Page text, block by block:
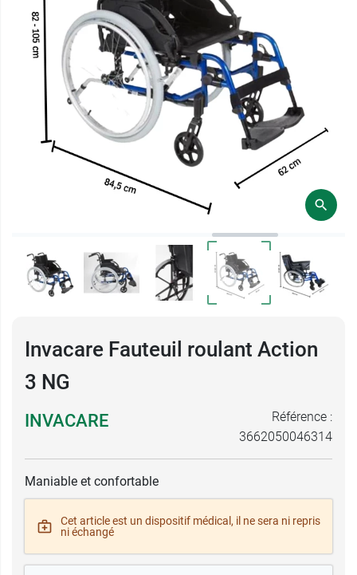
Invacare Fauteuil roulant Action
3 NG
INVACARE
Référence :
3662050046314
Maniable et confortable
Cet article est un dispositif médical, il ne sera ni repris
ni échangé